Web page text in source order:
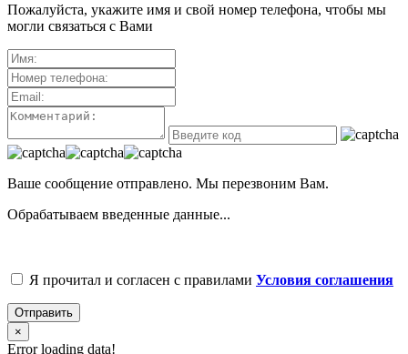
Пожалуйста, укажите имя и свой номер телефона, чтобы мы
могли связаться с Вами
Ваше сообщение отправлено. Мы перезвоним Вам.
Обрабатываем введенные данные...
Я прочитал и согласен с правилами Условия соглашения
Отправить
×
Error loading data!